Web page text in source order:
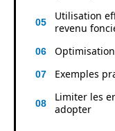
Utilisation
revenu
Exemples
Limiter les
adopter